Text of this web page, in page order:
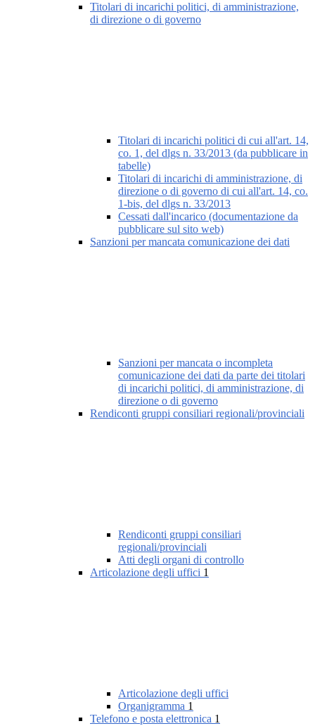
Titolari di incarichi politici, di amministrazione,
di direzione o di governo
Titolari di incarichi politici di cui all'art. 14,
co. 1, del dlgs n. 33/2013 (da pubblicare in
tabelle)
Titolari di incarichi di amministrazione, di
direzione o di governo di cui all'art. 14, co.
1-bis, del dlgs n. 33/2013
Cessati dall'incarico (documentazione da
pubblicare sul sito web)
Sanzioni per mancata comunicazione dei dati
Sanzioni per mancata o incompleta
comunicazione dei dati da parte dei titolari
di incarichi politici, di amministrazione, di
direzione o di governo
Rendiconti gruppi consiliari regionali/provinciali
Rendiconti gruppi consiliari
regionali/provinciali
Atti degli organi di controllo
Articolazione degli uffici 1
Articolazione degli uffici
Organigramma 1
Telefono e posta elettronica 1